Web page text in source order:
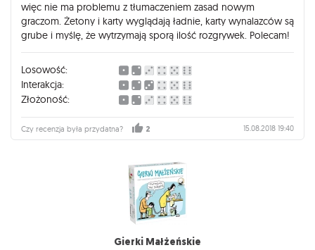
więc nie ma problemu z tłumaczeniem zasad nowym
graczom. Żetony i karty wyglądają ładnie, karty wynalazców są
grube i myślę, że wytrzymają sporą ilość rozgrywek. Polecam!
Losowość:
Interakcja:
Złożoność:
Czy recenzja była przydatna? 2 15.08.2018 19:40
Gierki Małżeńskie